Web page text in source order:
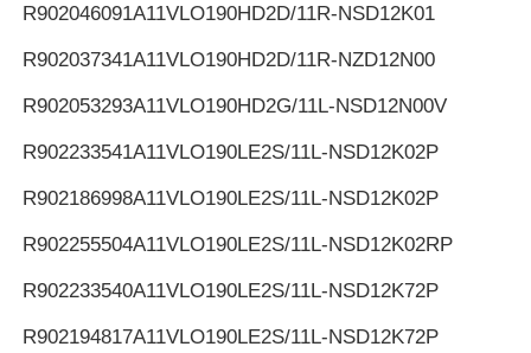
R902046091A11VLO190HD2D/11R-NSD12K01
R902037341A11VLO190HD2D/11R-NZD12N00
R902053293A11VLO190HD2G/11L-NSD12N00V
R902233541A11VLO190LE2S/11L-NSD12K02P
R902186998A11VLO190LE2S/11L-NSD12K02P
R902255504A11VLO190LE2S/11L-NSD12K02RP
R902233540A11VLO190LE2S/11L-NSD12K72P
R902194817A11VLO190LE2S/11L-NSD12K72P